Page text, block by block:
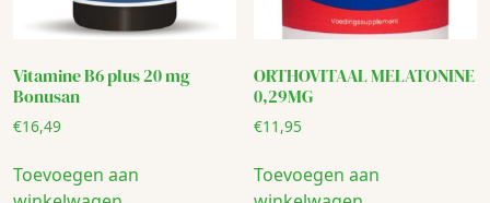
Vitamine B6 plus 20 mg
Bonusan
€16,49
Toevoegen aan
ORTHOVITAAL MELATONINE
0,29MG
€11,95
Toevoegen aan